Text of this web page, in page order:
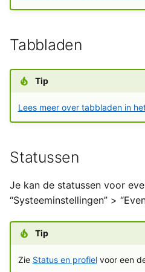
a
s
e
n
Tessitura
Ticketmatic
Universe
Yesplan 26.2, apr 2020
Yesplan 26.1, nov 2019
Yesplan 26, okt 2019
Yesplan 24, jun 2018
Yesplan 1.23, nov 2017
Yesplan 1.22, jun 2017
Yesplan 1.21, nov 2016
Tabbladen
Tip
Lees meer over tabbladen in
Statussen
Je kan de statussen voor
“Systeeminstellingen” >
Tip
Zie Status en profielvoor een